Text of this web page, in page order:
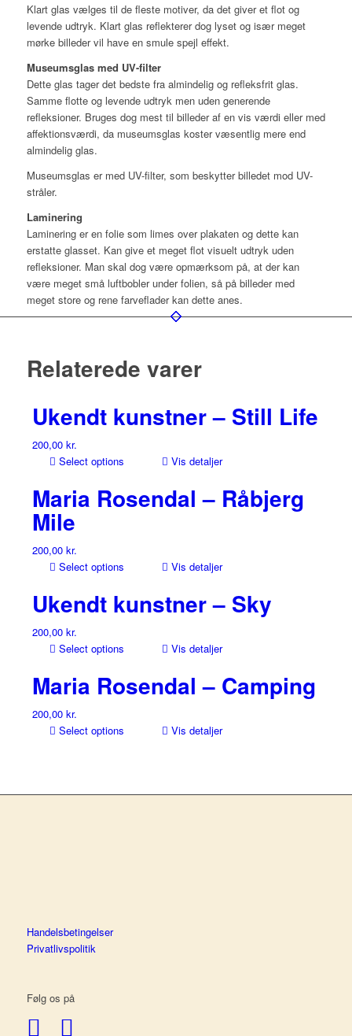
Klart glas vælges til de fleste motiver, da det giver et flot og
levende udtryk. Klart glas reflekterer dog lyset og især meget
mørke billeder vil have en smule spejl effekt.
Museumsglas med UV-filter
Dette glas tager det bedste fra almindelig og refleksfrit glas.
Samme flotte og levende udtryk men uden generende
refleksioner. Bruges dog mest til billeder af en vis værdi eller med
affektionsværdi, da museumsglas koster væsentlig mere end
almindelig glas.
Museumsglas er med UV-filter, som beskytter billedet mod UV-
stråler.
Laminering
Laminering er en folie som limes over plakaten og dette kan
erstatte glasset. Kan give et meget flot visuelt udtryk uden
refleksioner. Man skal dog være opmærksom på, at der kan
være meget små luftbobler under folien, så på billeder med
meget store og rene farveflader kan dette anes.
Relaterede varer
Ukendt kunstner – Still Life
200,00 kr.
Select options
Vis detaljer
Maria Rosendal – Råbjerg
Mile
200,00 kr.
Select options
Vis detaljer
Ukendt kunstner – Sky
200,00 kr.
Select options
Vis detaljer
Maria Rosendal – Camping
200,00 kr.
Select options
Vis detaljer
Handelsbetingelser
Privatlivspolitik
Følg os på